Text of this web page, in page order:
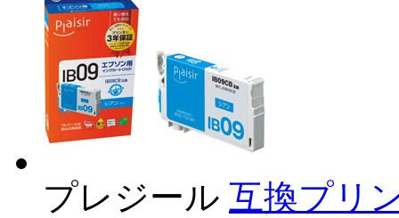
プレジール 互換プリ